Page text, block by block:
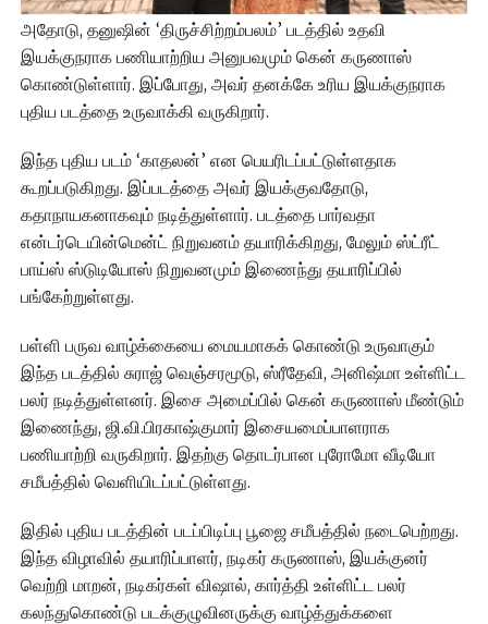
அதோடு, தனுஷின் ‘திருச்சிற்றம்பலம்’ படத்தில் உதவி
இயக்குநராக பணியாற்றிய அனுபவமும் கென் கருணாஸ்
கொண்டுள்ளார். இப்போது, அவர் தனக்கே உரிய இயக்குநராக
புதிய படத்தை உருவாக்கி வருகிறார்.
இந்த புதிய படம் ‘காதலன்’ என பெயரிடப்பட்டுள்ளதாக
கூறப்படுகிறது. இப்படத்தை அவர் இயக்குவதோடு,
கதாநாயகனாகவும் நடித்துள்ளார். படத்தை பார்வதா
என்டர்டெயின்மென்ட் நிறுவனம் தயாரிக்கிறது, மேலும் ஸ்ட்ரீட்
பாய்ஸ் ஸ்டுடியோஸ் நிறுவனமும் இணைந்து தயாரிப்பில்
பங்கேற்றுள்ளது.
பள்ளி பருவ வாழ்க்கையை மையமாகக் கொண்டு உருவாகும்
இந்த படத்தில் சுராஜ் வெஞ்சரமூடு, ஸ்ரீதேவி, அனிஷ்மா உள்ளிட்ட
பலர் நடித்துள்ளனர். இசை அமைப்பில் கென் கருணாஸ் மீண்டும்
இணைந்து, ஜி.வி.பிரகாஷ்குமார் இசையமைப்பாளராக
பணியாற்றி வருகிறார். இதற்கு தொடர்பான புரோமோ வீடியோ
சமீபத்தில் வெளியிடப்பட்டுள்ளது.
இதில் புதிய படத்தின் படப்பிடிப்பு பூஜை சமீபத்தில் நடைபெற்றது.
இந்த விழாவில் தயாரிப்பாளர், நடிகர் கருணாஸ், இயக்குனர்
வெற்றி மாறன், நடிகர்கள் விஷால், கார்த்தி உள்ளிட்ட பலர்
கலந்துகொண்டு படக்குழுவினருக்கு வாழ்த்துக்களை